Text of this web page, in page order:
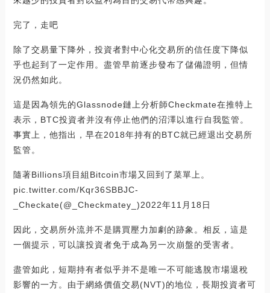
完了，走吧
除了交易量下降外，投資者對中心化交易所的信任度下降似
乎也起到了一定作用。盡管早前逐步發布了儲備證明，但情
況仍然如此。
這是因為領先的Glassnode鏈上分析師Checkmate在推特上
表示，BTC投資者并沒有停止他們的沼澤以進行自我監管。
事實上，他指出，早在2018年持有的BTC就已經退出交易所
監管。
隨著Billions項目組Bitcoin市場又回到了菜單上。
pic.twitter.com/Kqr36SBBJC-
_Checkate(@_Checkmatey_)2022年11月18日
因此，交易所外流并不是購買壓力加劇的跡象。相反，這是
一個提示，可以讓投資者免于成為另一次崩盤的受害者。
盡管如此，短期持有者似乎并不是唯一不可能逃脫市場退稅
影響的一方。由于網絡價值交易(NVT)的地位，長期投資者可